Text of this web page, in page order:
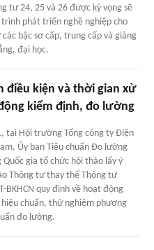
tư 24, 25 và 26 được kỳ vọng sẽ
phát triển nghề nghiệp cho
bậc sơ cấp, trung cấp và giảng
đại học.
điều kiện và thời gian xử
kiểm định, đo lường
tại Hội trường Tổng công ty Điện
Ủy ban Tiêu chuẩn Đo lường
Quốc gia tổ chức hội thảo lấy ý
Thông tư thay thế Thông tư
BKHCN quy định về hoạt động
chuẩn, thử nghiệm phương
đo lường.